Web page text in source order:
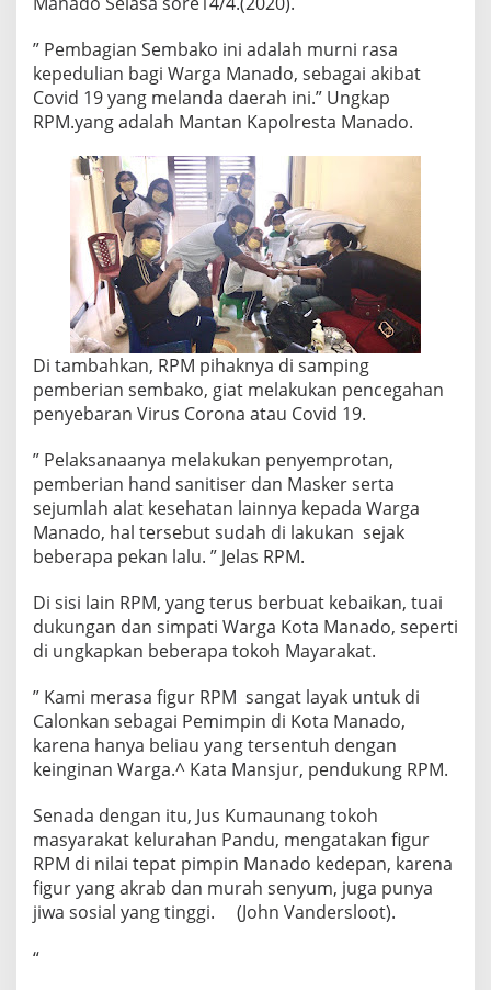
” Pembagian Sembako ini adalah murni rasa
kepedulian bagi Warga Manado, sebagai akibat
Covid 19 yang melanda daerah ini.” Ungkap
RPM.yang adalah Mantan Kapolresta Manado.
Di tambahkan, RPM pihaknya di samping
pemberian sembako, giat melakukan pencegahan
penyebaran Virus Corona atau Covid 19.
” Pelaksanaanya melakukan penyemprotan,
pemberian hand sanitiser dan Masker serta
sejumlah alat kesehatan lainnya kepada Warga
Manado, hal tersebut sudah di lakukan sejak
beberapa pekan lalu. ” Jelas RPM.
Di sisi lain RPM, yang terus berbuat kebaikan, tuai
dukungan dan simpati Warga Kota Manado, seperti
di ungkapkan beberapa tokoh Mayarakat.
” Kami merasa figur RPM sangat layak untuk di
Calonkan sebagai Pemimpin di Kota Manado,
karena hanya beliau yang tersentuh dengan
keinginan Warga.^ Kata Mansjur, pendukung RPM.
Senada dengan itu, Jus Kumaunang tokoh
masyarakat kelurahan Pandu, mengatakan figur
RPM di nilai tepat pimpin Manado kedepan, karena
figur yang akrab dan murah senyum, juga punya
jiwa sosial yang tinggi. (John Vandersloot).
“